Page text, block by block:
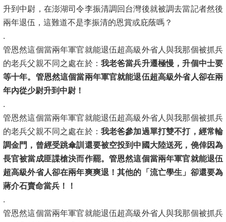
升到中尉，在澎湖司令李振清調回台灣後就被調去當記者然後
兩年退伍，這難道不是李振清的恩賞或庇蔭嗎？
.
管恩然這個當兩年軍官就能退伍超高級外省人與我那個被抓兵
的老兵父親不同之處在於： 我老爸當兵升遷極慢，升個中士要
等十年。管恩然這個當兩年軍官就能退伍超高級外省人卻在兩
年內從少尉升到中尉！
.
管恩然這個當兩年軍官就能退伍超高級外省人與我那個被抓兵
的老兵父親不同之處在於： 我老爸參加過單打雙不打，經常輪
調金門，曾經受跳傘訓還要被空投到中國大陸送死，僥倖因為
長官被當成匪諜槍決而作罷。管恩然這個當兩年軍官就能退伍
超高級外省人卻在兩年爽爽退！其他的「流亡學生」卻還要為
蔣介石賣命當兵！！
.
管恩然這個當兩年軍官就能退伍超高級外省人與我那個被抓兵